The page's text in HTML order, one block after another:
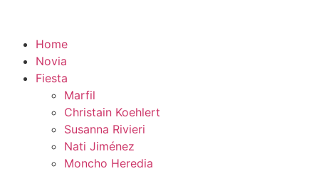
Home
Novia
Fiesta
Marfil
Christain Koehlert
Susanna Rivieri
Nati Jiménez
Moncho Heredia